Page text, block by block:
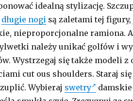
idealną stylizację.
długie nogi są zaletami tej
nieproporcjonalne ramiona.
należy unikać golfów i
Wystrzegaj się także modeli
cut ous shoulders. Staraj
Wybieraj swetry